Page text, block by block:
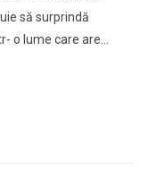
să surprindă
o lume care are...